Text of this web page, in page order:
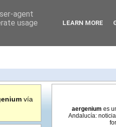
vía
aergenium es
Andalucía:
agent
usage
LEARN MORE